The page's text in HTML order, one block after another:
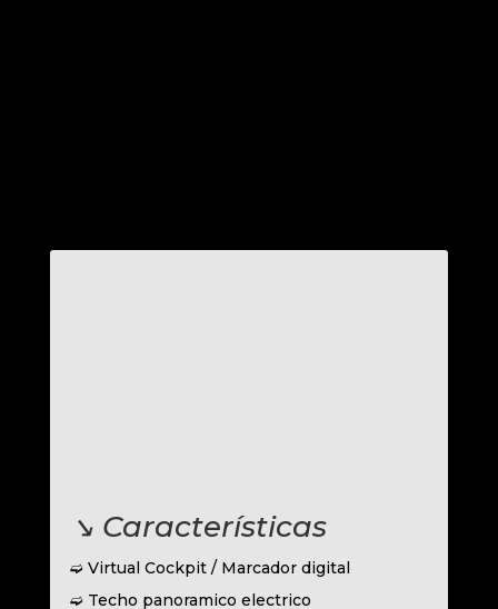
↘︎ Características
➫ Virtual Cockpit / Marcador digital
➫ Techo panoramico electrico